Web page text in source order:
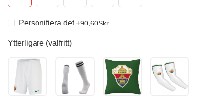
Personifiera det+90,60Skr
Ytterligare (valfritt)